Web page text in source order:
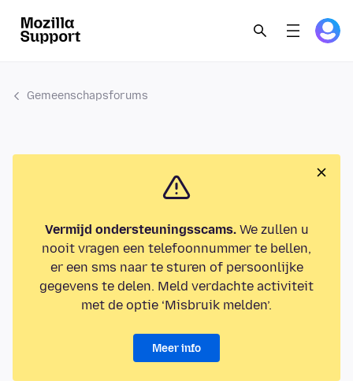
Gemeenschapsforums
Vermijd ondersteuningsscams.We zullen u
nooit vragen een telefoonnummer te bellen,
er een sms naar te sturen of persoonlijke
gegevens te delen. Meld verdachte activiteit
met de optie ‘Misbruik melden’.
Meer info